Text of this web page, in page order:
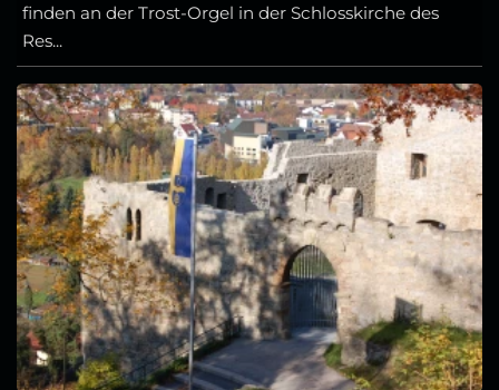
finden an der Trost-Orgel in der Schlosskirche des
Res...